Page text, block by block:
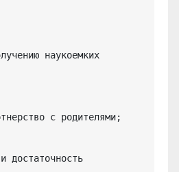
наукоемких
с родителями;
достаточность